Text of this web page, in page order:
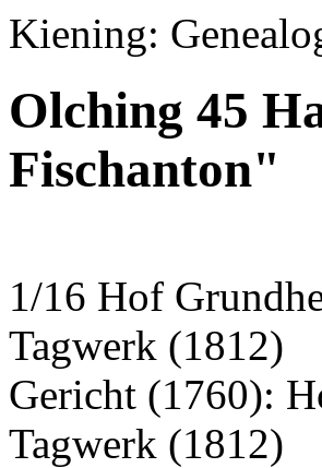
Kiening:
Olching 45
Fischanton"
1/16 Hof
Tagwerk (1812)
Gericht (1760):
Tagwerk (1812)